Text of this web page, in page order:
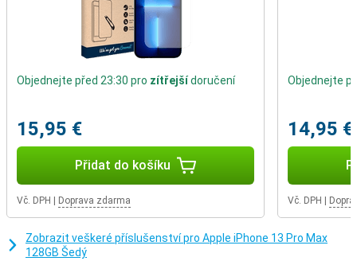
Objednejte před 23:30 pro zítřejšídoručení
15,95 €
Přidat do košíku
Vč. DPH Doprava zdarma
Objednejte
14,95 €
Vč. DPH
Zobrazit veškeré příslušenství pro Apple iPhone 13 Pro Max
128GB Šedý